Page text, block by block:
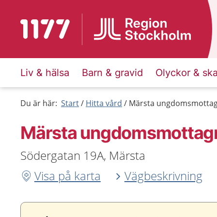
Till startsidan för 1177
Liv & hälsa Barn & gravid Olyckor &
Du är här: Start Hitta vård Märsta
Märsta
Södergatan 19A, Märsta
Visa på karta
Vägbeskrivning